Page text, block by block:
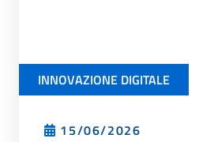
INNOVAZIONE DIGITALE
15/06/2026